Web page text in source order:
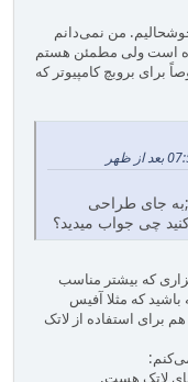
من نمی‌دانم
است ولی مطمئن هستم
برای بروبچ کامپیوتر که
حال اگر کسی از شما بپرسد چرا &nbsp;به جای طراحی
چی جواب میدید؟
که بیشتر مناسب
که مثلا آفیس
برای استفاده از لاتک